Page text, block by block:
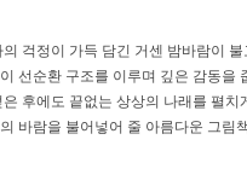
의 걱정이 가득 담긴 거센 밤바람이
선순환 구조를 이루며 깊은 감동을
은 후에도 끝없는 상상의 나래를 펼
바람을 불어넣어 줄 아름다운 그림